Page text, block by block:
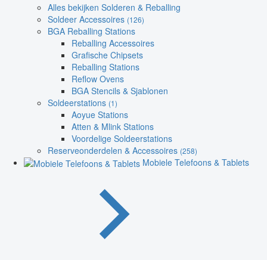
Alles bekijken Solderen & Reballing
Soldeer Accessoires (126)
BGA Reballing Stations
Reballing Accessoires
Grafische Chipsets
Reballing Stations
Reflow Ovens
BGA Stencils & Sjablonen
Soldeerstations (1)
Aoyue Stations
Atten & Mlink Stations
Voordelige Soldeerstations
Reserveonderdelen & Accessoires (258)
Mobiele Telefoons & Tablets